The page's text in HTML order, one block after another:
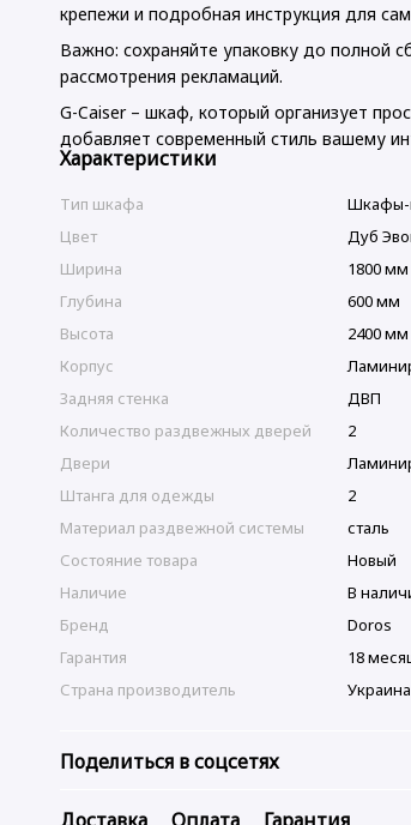
крепежи и подробная инструкция для
Важно: сохраняйте упаковку до полной
рассмотрения рекламаций.
G-Caiser – шкаф, который организует
добавляет современный стиль вашему
Характеристики
Тип шкафа
Шкафы-
Цвет
Дуб
Ширина
1800 мм
Глубина
600 мм
Высота
2400 мм
Корпус
Задняя стенка
ДВП
Количество раздвежных дверей
2
Двери
Штанга для одежды
2
Материал раздвежной системы
сталь
Состояние товара
Новый
Наличие
В
Бренд
Doros
Гарантия
18
Страна производитель
Украина
Поделиться в соцсетях